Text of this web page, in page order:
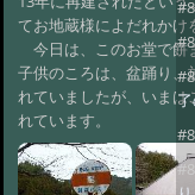
てお地蔵様によだれかけ
今日は、このお堂で餅
子供のころは、盆踊り
れていましたが、いま
れています。